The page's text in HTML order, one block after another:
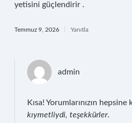
yetisini güçlendirir .
Temmuz 9, 2026 Yanıtla
admin
Kısa! Yorumlarınızın hepsine
kıymetliydi, teşekkürler.